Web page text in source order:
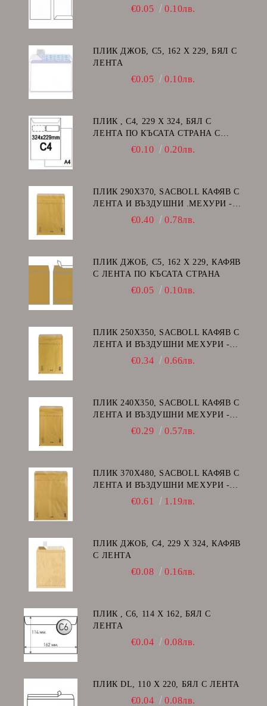
€0.05 0.10лв.
ПЛИК ДЖОБ, C5, 162 Х 229, БЯЛ С
ЛЕНТА
€0.05 0.10лв.
ПЛИК , C4, 229 Х 324, БЯЛ С
ЛЕНТА ПО КЪСАТА СТРАНА С
ДЕСЕН ПРОЗОРЕЦ
€0.10 0.20лв.
ПЛИК 290Х370, SACBOLL КАФЯВ С
ЛЕНТА И ВЪЗДУШНИ .МЕХУРИ -
€0.40 0.78лв.
ПЛИК ДЖОБ, C5, 162 Х 229, КАФЯВ
С ЛЕНТА ПО КЪСАТА СТРАНА
€0.05 0.10лв.
ПЛИК 250Х350, SACBOLL КАФЯВ С
ЛЕНТА И ВЪЗДУШНИ МЕХУРИ -
€0.34 0.66лв.
ПЛИК 240Х350, SACBOLL КАФЯВ С
ЛЕНТА И ВЪЗДУШНИ МЕХУРИ -
€0.29 0.57лв.
ПЛИК 370Х480, SACBOLL КАФЯВ С
ЛЕНТА И ВЪЗДУШНИ МЕХУРИ -
€0.61 1.19лв.
ПЛИК ДЖОБ, C4, 229 Х 324, КАФЯВ
С ЛЕНТА
€0.08 0.16лв.
ПЛИК , C6, 114 Х 162, БЯЛ С
ЛЕНТА
€0.04 0.08лв.
ПЛИК DL, 110 Х 220, БЯЛ С ЛЕНТА
€0.04 0.08лв.